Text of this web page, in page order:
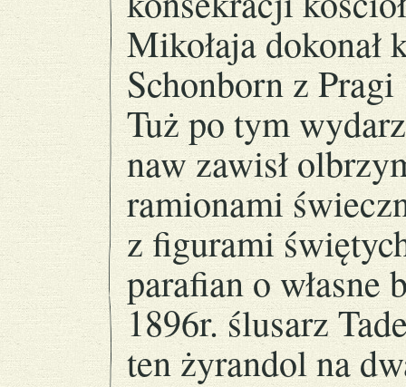
Mikołaja dokonał
Schonborn z
Tuż po tym
naw zawisł
ramionami
z figurami
parafian o własne
1896r. ślusarz
ten żyrandol na